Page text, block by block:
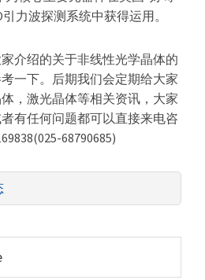
力波探测系统中获得运用。
介绍的关于非线性光学晶体的
一下。后期我们会定期给大家
，激光晶体等相关资讯，大家
有任何问题都可以直接来电咨
68790685)